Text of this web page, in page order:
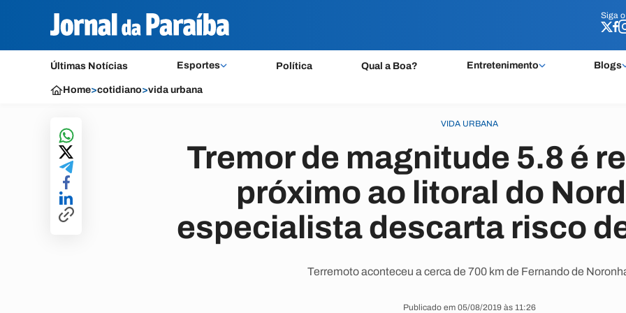
Siga o
Últimas Notícias Esportes Política Qual a Boa? Entretenimento Blogs
Siga o
Home>cotidiano>vida urbana
VIDA URBANA
Tremor de magnitude 5.8 é
próximo ao litoral do
especialista descarta risco
Terremoto aconteceu a cerca de 700 km de Fernando de
Publicado em 05/08/2019 às 11:26